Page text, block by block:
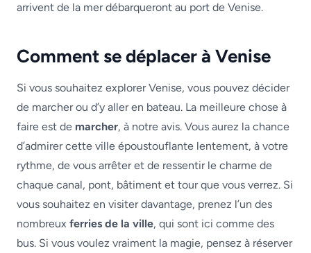
arrivent de la mer débarqueront au port de Venise.
Comment se déplacer à Venise
Si vous souhaitez explorer Venise, vous pouvez décider
de marcher ou d’y aller en bateau. La meilleure chose à
faire est de marcher, à notre avis. Vous aurez la chance
d’admirer cette ville époustouflante lentement, à votre
rythme, de vous arrêter et de ressentir le charme de
chaque canal, pont, bâtiment et tour que vous verrez. Si
vous souhaitez en visiter davantage, prenez l’un des
nombreux ferries de la ville, qui sont ici comme des
bus. Si vous voulez vraiment la magie, pensez à réserver